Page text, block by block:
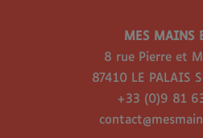
MES MAINS
8 rue Pierre et
87410 LE PALAIS
+33 (0)9 81